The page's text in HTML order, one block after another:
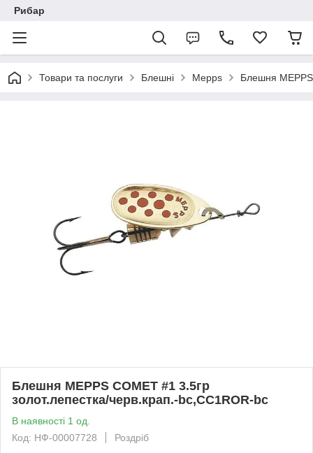
Рибар
Товари та послуги Блешні Mepps Блешня
Блешня MEPPS COMET #1 3.5гр
золот.лепестка/черв.крап.-bc,CC1ROR-bc
В наявності 1 од.
Код: НФ-00007728
Роздріб